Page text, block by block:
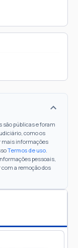
são públicas e foram
como os
mais informações
Termos de uso.
pessoais,
a remoção dos